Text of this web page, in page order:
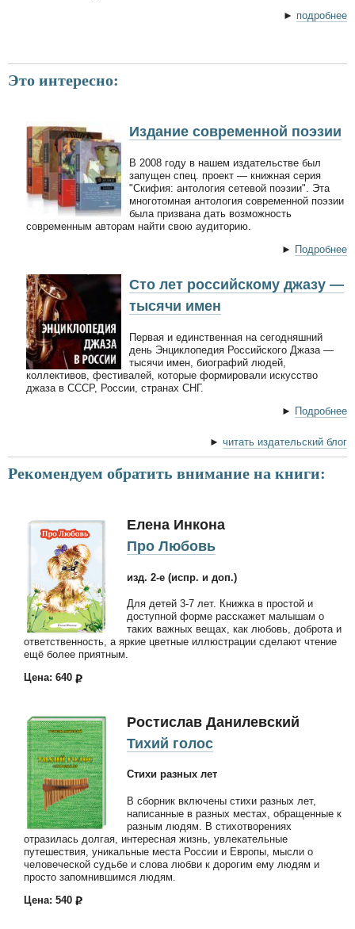
► подробнее
Это интересно:
Издание современной поэзии
В 2008 году в нашем издательстве был
запущен спец. проект — книжная серия
"Скифия: антология сетевой поэзии". Эта
многотомная антология современной поэзии
была призвана дать возможность
современным авторам найти свою аудиторию.
► Подробнее
Сто лет российскому джазу —
тысячи имен
Первая и единственная на сегодняшний
день Энциклопедия Российского Джаза —
тысячи имен, биографий людей,
коллективов, фестивалей, которые формировали искусство
джаза в СССР, России, странах СНГ.
► Подробнее
► читать издательский блог
Рекомендуем обратить внимание на книги:
Елена Инкона
Про Любовь
изд. 2-е (испр. и доп.)
Для детей 3-7 лет. Книжка в простой и
доступной форме расскажет малышам о
таких важных вещах, как любовь, доброта и
ответственность, а яркие цветные иллюстрации сделают чтение
ещё более приятным.
Цена: 640
Ростислав Данилевский
Тихий голос
Стихи разных лет
В сборник включены стихи разных лет,
написанные в разных местах, обращенные к
разным людям. В стихотворениях
отразилась долгая, интересная жизнь, увлекательные
путешествия, уникальные места России и Европы, мысли о
человеческой судьбе и слова любви к дорогим ему людям и
просто запомнившимся людям.
Цена: 540